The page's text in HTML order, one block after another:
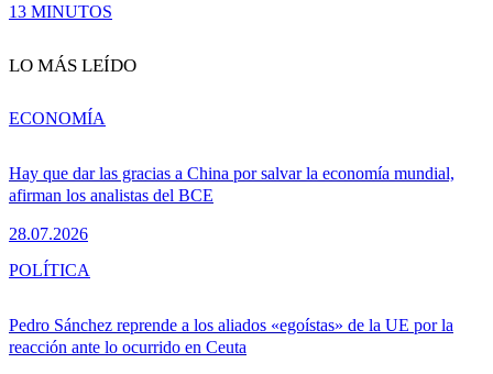
13 MINUTOS
LO MÁS LEÍDO
Hay que dar las gracias a China por salvar la economía mundial,
afirman los analistas del BCE
28.07.2026
ECONOMÍA
Pedro Sánchez reprende a los aliados «egoístas» de la UE por la
reacción ante lo ocurrido en Ceuta
POLÍTICA